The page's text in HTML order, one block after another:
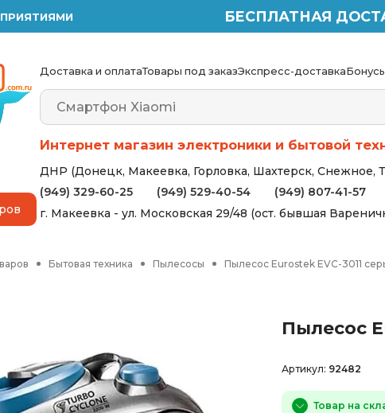
БЕСПЛАТНАЯ
Доставка и оплатаТовары под заказЭкспресс-доставка
Интернет магазин электроники и бытовой
ДНР (Донецк, Макеевка, Горловка, Шахтерск, Снежное,
(949) 329-60-25
(949) 529-40-54
(949) 807-41-57
г. Макеевка - ул. Московская 29/48 (ост. бывшая
Бытовая техника Пылесосы Пылесос Eurostek EVC-3011
Пылесос
Артикул: 92482
Товар на